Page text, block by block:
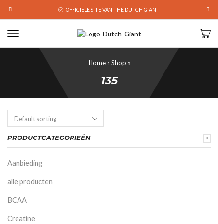
OFFICIËLE SITE VAN THE DUTCH GIANT
Home Shop
135
PRODUCTCATEGORIEËN
Aanbieding
alle producten
BCAA
Creatine